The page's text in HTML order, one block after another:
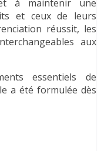
à maintenir une
et ceux de leurs
réussit, les
aux
essentiels de
a été formulée dès